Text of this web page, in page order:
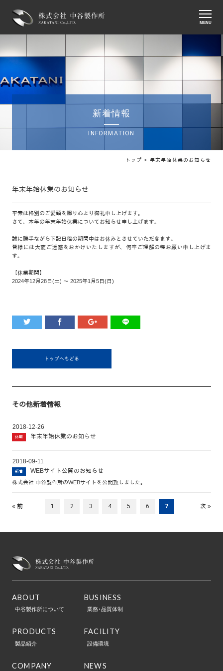
MENU
新着情報
INFORMATION
トップ > 年末年始休業のお知らせ
年末年始休業のお知らせ
平素は格別のご愛顧を賜り心より御礼申し上げます。
さて、本年の年末年始休業についてお知らせ申し上げます。
誠に勝手ながら下記日程の期間中はお休みとさせていただきます。
皆様には大変ご迷惑をおかけいたしますが、何卒ご理解の程お願い申し上げま
す。
【休業期間】
2024年12月28日(土) ～ 2025年1月5日(日)
トップへもどる
その他新着情報
2018-12-26
休暇 年末年始休業のお知らせ
2018-09-11
新着 WEBサイト公開のお知らせ
株式会社 中谷製作所のWEBサイトを公開致しました。
« 前 1 2 3 4 5 6 7 次 »
ABOUT
中谷製作所について
PRODUCTS
製品紹介
BUSINESS
業務･品質体制
FACILITY
設備環境
COMPANY NEWS